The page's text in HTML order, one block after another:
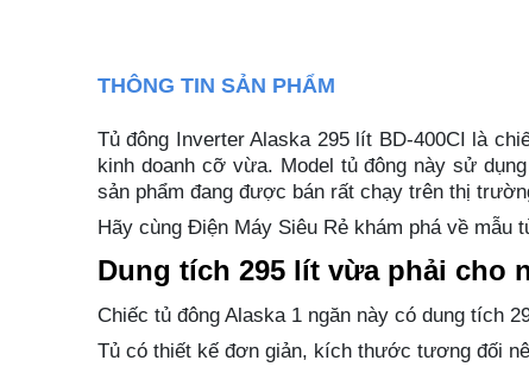
THÔNG TIN SẢN PHẨM
Tủ đông Inverter Alaska 295 lít BD-400CI là
kinh doanh cỡ vừa. Model tủ đông này sử
sản phẩm đang được bán rất chạy trên thị
Hãy cùng Điện Máy Siêu Rẻ khám phá về mẫu
Dung tích 295 lít vừa phải cho
Chiếc tủ đông Alaska 1 ngăn này có dung tích
Tủ có thiết kế đơn giản, kích thước tương đối